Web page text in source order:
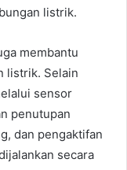
listrik.
membantu
listrik. Selain
sensor
penutupan
dan pengaktifan
secara